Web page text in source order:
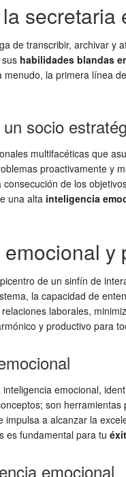
de transcribir, archivar
habilidades blandas
la primera línea
socio
multifacéticas que
proactivamente y
de los
una alta inteligencia
y
de un sinfín de
la capacidad de
laborales,
y productivo para
emocional,
son herramientas
impulsa a alcanzar la
es fundamental para tu
emocional